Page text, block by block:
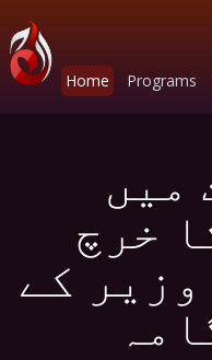
Home Programs
میں
خرچ
کے